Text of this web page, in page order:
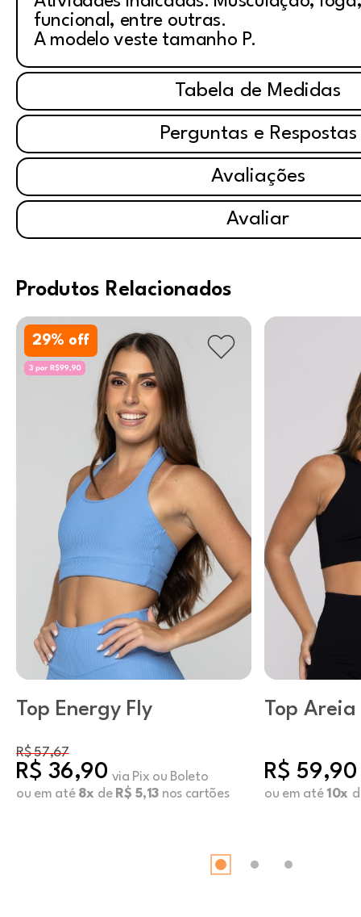
funcional, entre outras.
A modelo veste tamanho P.
Tabela de Medidas
Perguntas e Respostas
Avaliações
Avaliar
Produtos Relacionados
29% off
Top Energy Fly
R$ 57,67
R$ 36,90 via Pix ou Boleto
ou em até 8x de R$ 5,13 nos cartões
Top Areia
R$ 59,90
ou em até 10x